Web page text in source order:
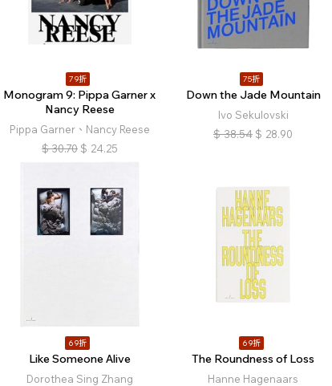
79折
Monogram 9: Pippa Garner x
Nancy Reese
Pippa Garner、Nancy Reese
$ 30.70 $ 24.25
75折
Down the Jade Mountain
Ivo Sekulovski
$ 38.54 $ 28.90
69折
Like Someone Alive
Dorothea Sing Zhang
69折
The Roundness of Loss
Hanne Hagenaars